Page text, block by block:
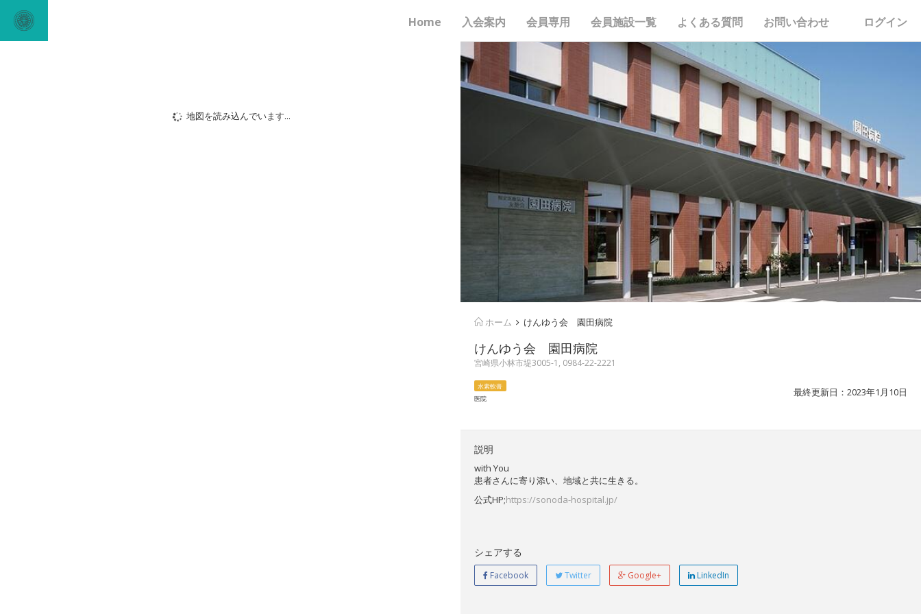
ログイン
Home 入会案内 会員専用 会員施設一覧 よくある質問 お問い合わせ
地図を読み込んでいます...
ホーム けんゆう会 園田病院
けんゆう会 園田病院
宮崎県小林市堤3005-1, 0984-22-2221
水素軟膏
医院
最終更新日：2023年1月10日
説明
with You
患者さんに寄り添い、地域と共に生きる。
公式HP;https://sonoda-hospital.jp/
シェアする
Facebook Twitter Google+ LinkedIn